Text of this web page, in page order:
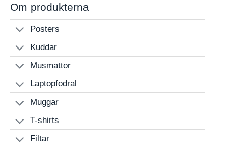
Om produkterna
Posters
Kuddar
Musmattor
Laptopfodral
Muggar
T-shirts
Filtar